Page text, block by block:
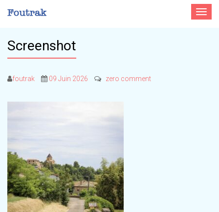
Toggle
Screenshot
foutrak 09 Juin 2026 zero comment